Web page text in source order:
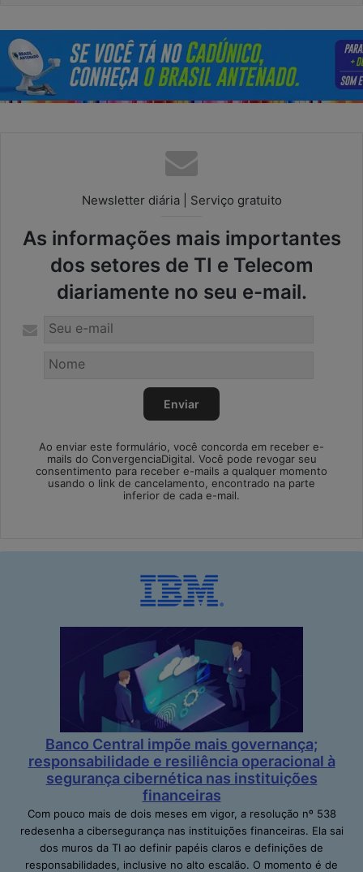
Newsletter diária | Serviço gratuito
As informações mais importantes
dos setores de TI e Telecom
diariamente no seu e-mail.
Ao enviar este formulário, você concorda em receber e-
mails do ConvergenciaDigital. Você pode revogar seu
consentimento para receber e-mails a qualquer momento
usando o link de cancelamento, encontrado na parte
inferior de cada e-mail.
Banco Central impõe mais governança;
responsabilidade e resiliência operacional à
segurança cibernética nas instituições
financeiras
Com pouco mais de dois meses em vigor, a resolução nº 538
redesenha a cibersegurança nas instituições financeiras. Ela sai
dos muros da TI ao definir papéis claros e definições de
responsabilidades, inclusive no alto escalão. O momento é de